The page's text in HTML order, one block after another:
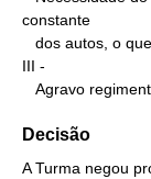
constante
III -
Agravo
Decisão
A Turma negou